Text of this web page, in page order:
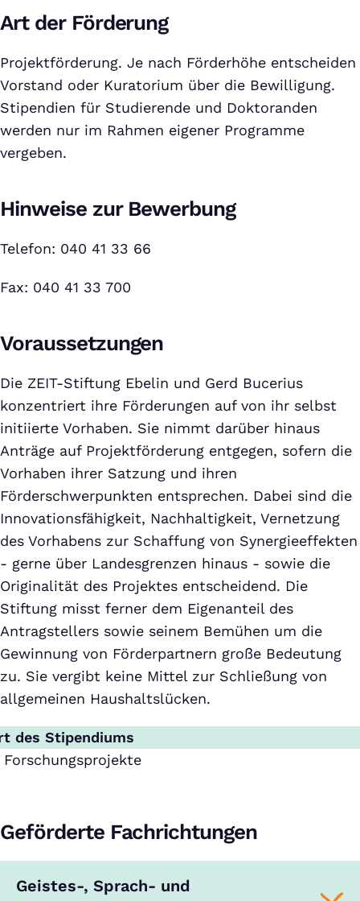
Art der Förderung
Projektförderung. Je nach Förderhöhe entscheiden
Vorstand oder Kuratorium über die Bewilligung.
Stipendien für Studierende und Doktoranden
werden nur im Rahmen eigener Programme
vergeben.
Hinweise zur Bewerbung
Telefon: 040 41 33 66
Fax: 040 41 33 700
Voraussetzungen
Die ZEIT-Stiftung Ebelin und Gerd Bucerius
konzentriert ihre Förderungen auf von ihr selbst
initiierte Vorhaben. Sie nimmt darüber hinaus
Anträge auf Projektförderung entgegen, sofern die
Vorhaben ihrer Satzung und ihren
Förderschwerpunkten entsprechen. Dabei sind die
Innovationsfähigkeit, Nachhaltigkeit, Vernetzung
des Vorhabens zur Schaffung von Synergieeffekten
- gerne über Landesgrenzen hinaus - sowie die
Originalität des Projektes entscheidend. Die
Stiftung misst ferner dem Eigenanteil des
Antragstellers sowie seinem Bemühen um die
Gewinnung von Förderpartnern große Bedeutung
zu. Sie vergibt keine Mittel zur Schließung von
allgemeinen Haushaltslücken.
des Stipendiums
Forschungsprojekte
Geförderte Fachrichtungen
Geistes-, Sprach- und